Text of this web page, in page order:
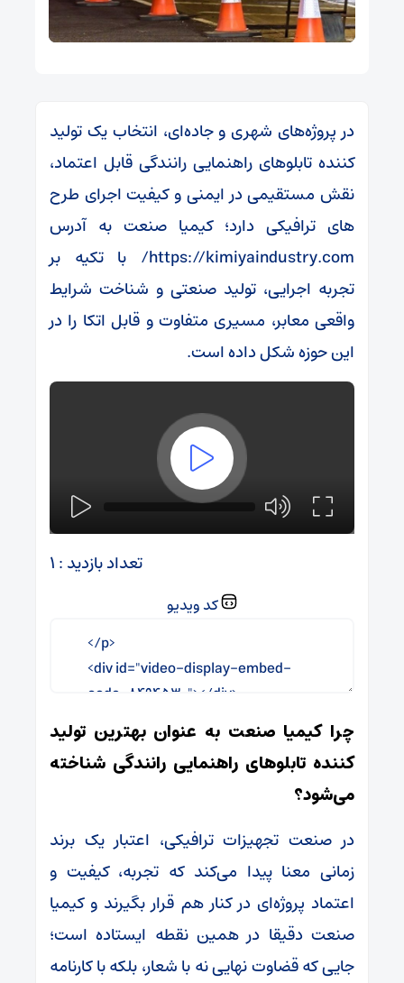
در پروژه‌های شهری و جاده‌ای، انتخاب یک تولید
کننده تابلوهای راهنمایی رانندگی قابل اعتماد،
نقش مستقیمی در ایمنی و کیفیت اجرای طرح
های ترافیکی دارد؛ کیمیا صنعت به آدرس
https://kimiyaindustry.com/ با تکیه بر
تجربه اجرایی، تولید صنعتی و شناخت شرایط
واقعی معابر، مسیری متفاوت و قابل اتکا را در
این حوزه شکل داده است.
تعداد بازدید : ۱
چرا کیمیا صنعت به عنوان بهترین تولید
کننده تابلوهای راهنمایی رانندگی شناخته
می‌شود؟
در صنعت تجهیزات ترافیکی، اعتبار یک برند
زمانی معنا پیدا می‌کند که تجربه، کیفیت و
اعتماد پروژه‌ای در کنار هم قرار بگیرند و کیمیا
صنعت دقیقا در همین نقطه ایستاده است؛
جایی که قضاوت نهایی نه با شعار، بلکه با کارنامه